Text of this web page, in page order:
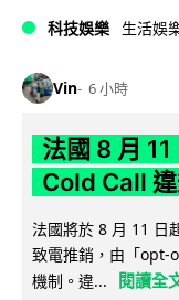
科技娛樂 生活娛
Vin 6 小時
法國 8 月
Cold Call
法國將於 8 月 11 日
致電推銷，由「opt-
機制。違...
閱讀全